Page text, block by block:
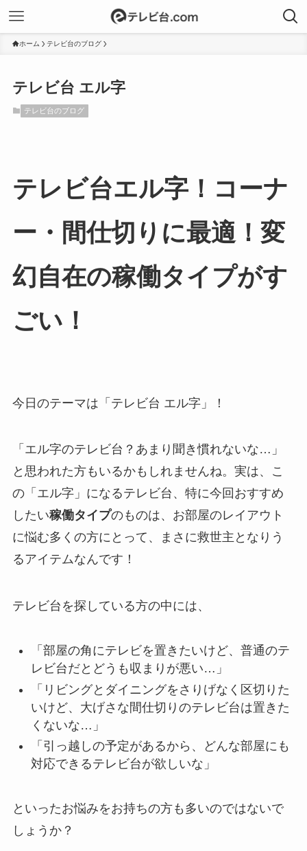
ホーム テレビ台のブログ
テレビ台 エル字
テレビ台のブログ
テレビ台エル字！コーナ
ー・間仕切りに最適！変
幻自在の稼働タイプがす
ごい！
今日のテーマは「テレビ台 エル字」！
「エル字のテレビ台？あまり聞き慣れないな…」
と思われた方もいるかもしれませんね。実は、こ
の「エル字」になるテレビ台、特に今回おすすめ
したい稼働タイプのものは、お部屋のレイアウト
に悩む多くの方にとって、まさに救世主となりう
るアイテムなんです！
テレビ台を探している方の中には、
「部屋の角にテレビを置きたいけど、普通のテ
レビ台だとどうも収まりが悪い…」
「リビングとダイニングをさりげなく区切りた
いけど、大げさな間仕切りのテレビ台は置きた
くないな…」
「引っ越しの予定があるから、どんな部屋にも
対応できるテレビ台が欲しいな」
といったお悩みをお持ちの方も多いのではないで
しょうか？